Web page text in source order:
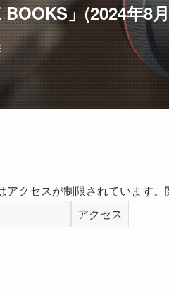
BOOKS」(2024年8
アクセスが制限されています